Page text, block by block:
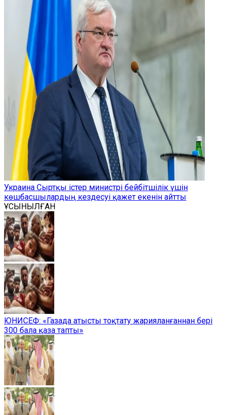
Украина Сыртқы істер министрі бейбітшілік үшін
көшбасшылардың кездесуі қажет екенін айтты
ҰСЫНЫЛҒАН
ЮНИСЕФ: «Газада атысты тоқтату жарияланғаннан бері
300 бала қаза тапты»